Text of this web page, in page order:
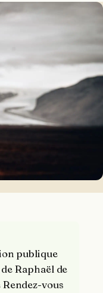
publique
Raphaël de
Rendez-vous